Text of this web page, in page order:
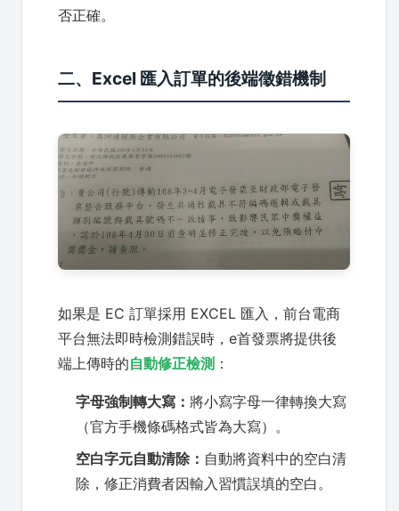
否正確。
二、Excel 匯入訂單的後端徵錯機制
如果是 EC 訂單採用 EXCEL 匯入，前台電商
平台無法即時檢測錯誤時，e首發票將提供後
端上傳時的自動修正檢測 ：
字母強制轉大寫： 將小寫字母一律轉換大寫
（官方手機條碼格式皆為大寫）。
空白字元自動清除： 自動將資料中的空白清
除，修正消費者因輸入習慣誤填的空白。